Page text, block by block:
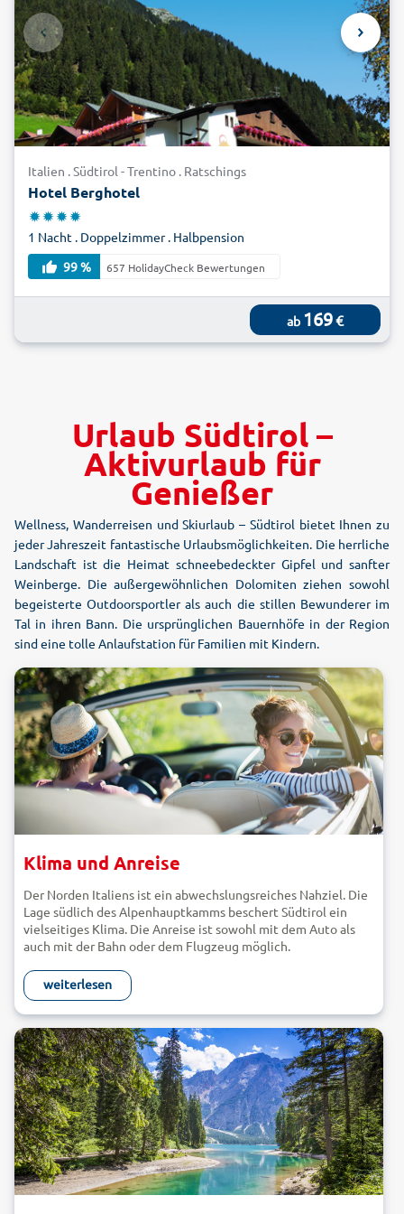
Italien . Südtirol - Trentino . Ratschings
Hotel Berghotel
1 Nacht . Doppelzimmer . Halbpension
99 %
657 HolidayCheck Bewertungen
ab 169€
Urlaub Südtirol –
Aktivurlaub für
Genießer
Wellness, Wanderreisen und Skiurlaub – Südtirol bietet Ihnen zu
jeder Jahreszeit fantastische Urlaubsmöglichkeiten. Die herrliche
Landschaft ist die Heimat schneebedeckter Gipfel und sanfter
Weinberge. Die außergewöhnlichen Dolomiten ziehen sowohl
begeisterte Outdoorsportler als auch die stillen Bewunderer im
Tal in ihren Bann. Die ursprünglichen Bauernhöfe in der Region
sind eine tolle Anlaufstation für Familien mit Kindern.
Klima und Anreise
Der Norden Italiens ist ein abwechslungsreiches Nahziel. Die
Lage südlich des Alpenhauptkamms beschert Südtirol ein
vielseitiges Klima. Die Anreise ist sowohl mit dem Auto als
auch mit der Bahn oder dem Flugzeug möglich.
Klima
Südtirol befindet sich an der Schnittstelle zwischen
halten die feuchtwarmen Luftmassen, die vom Mittelmeer ins
Landesinnere drängen, weitestgehend ab. Die klimatischen
Schwankungen sind im Norden stärker ausgeprägt, während
das Klima im Süden milder ist. Die jahreszeitlichen
Unterschiede sind beträchtlich. Im Winter ist Südtirol ein
ideales Ziel für Wintersportler. Skifahrer und Snowboarder
freuen sich auf die Schneegarantie! In Bozen und am Kalterer
See hält der Frühling schon früh Einzug. Bald ist das kühle
Wasser der Gebirgsseen eine willkommene Abwechslung für
die hochsommerlichen Temperaturen. In den hohen Lagen
liegt noch lange Schnee und auch im Sommer bleibt das
weiterlesen